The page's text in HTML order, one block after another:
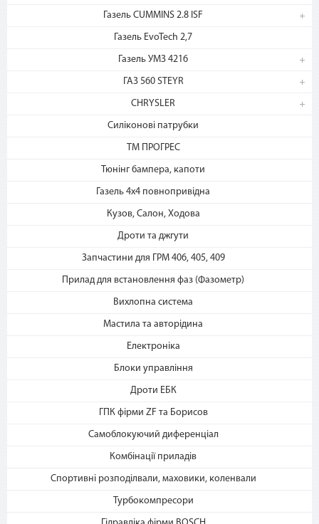
Газель CUMMINS 2.8 ISF
Газель EvoTech 2,7
Газель УМЗ 4216
ГАЗ 560 STEYR
CHRYSLER
Силіконові патрубки
ТМ ПРОГРЕС
Тюнінг бампера, капоти
Газель 4х4 повнопривідна
Кузов, Салон, Ходова
Дроти та джгути
Запчастини для ГРМ 406, 405, 409
Прилад для встановлення фаз (Фазометр)
Вихлопна система
Мастила та авторідина
Електроніка
Блоки управління
Дроти ЕБК
ГПК фірми ZF та Борисов
Самоблокуючий диференціал
Комбінації приладів
Спортивні розподілвали, маховики, коленвали
Турбокомпресори
на b2motor.com и положите
2. Выберите способ оплаты –
платежей и совершите
спишется первый платеж